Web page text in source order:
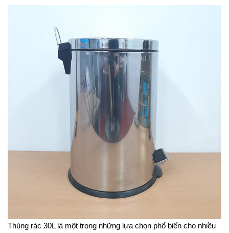
Thùng rác 30L là một trong những lựa chọn phổ biến cho nhiều